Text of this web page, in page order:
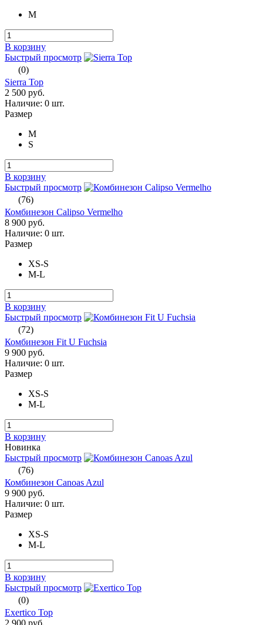
M
В корзину
Быстрый просмотр
(0)
Sierra Top
2 500 руб.
Наличие: 0 шт.
Размер
M
S
В корзину
Быстрый просмотр
(76)
Комбинезон Calipso Vermelho
8 900 руб.
Наличие: 0 шт.
Размер
XS-S
M-L
В корзину
Быстрый просмотр
(72)
Комбинезон Fit U Fuchsia
9 900 руб.
Наличие: 0 шт.
Размер
XS-S
M-L
В корзину
Новинка
Быстрый просмотр
(76)
Комбинезон Canoas Azul
9 900 руб.
Наличие: 0 шт.
Размер
XS-S
M-L
В корзину
Быстрый просмотр
(0)
Exertico Top
2 900 руб.